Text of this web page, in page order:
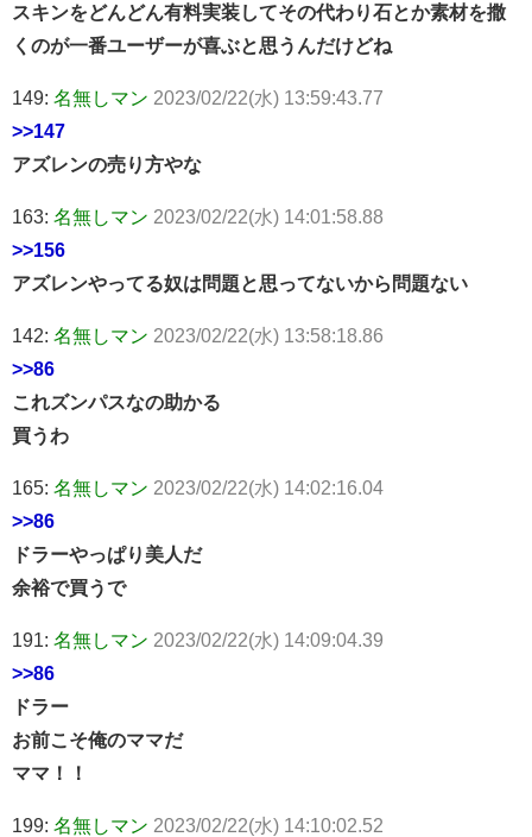
スキンをどんどん有料実装してその代わり石とか素材を撒
くのが一番ユーザーが喜ぶと思うんだけどね
149: 名無しマン 2023/02/22(水) 13:59:43.77
>>147
アズレンの売り方やな
163: 名無しマン 2023/02/22(水) 14:01:58.88
>>156
アズレンやってる奴は問題と思ってないから問題ない
142: 名無しマン 2023/02/22(水) 13:58:18.86
>>86
これズンパスなの助かる
買うわ
165: 名無しマン 2023/02/22(水) 14:02:16.04
>>86
ドラーやっぱり美人だ
余裕で買うで
191: 名無しマン 2023/02/22(水) 14:09:04.39
>>86
ドラー
お前こそ俺のママだ
ママ！！
199: 名無しマン 2023/02/22(水) 14:10:02.52